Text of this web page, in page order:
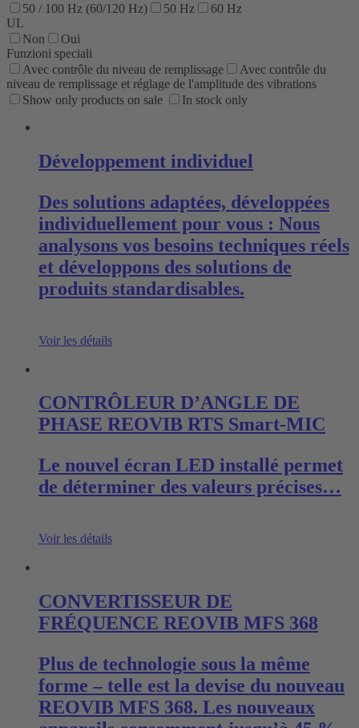
50 / 100 Hz (60/120 Hz)
50 Hz
60 Hz
UL
Non
Oui
Funzioni speciali
Avec contrôle du niveau de remplissage
Avec contrôle du
niveau de remplissage et réglage de l'amplitude des vibrations
Show only products on sale
In stock only
Développement individuel
Des solutions adaptées, développées
individuellement pour vous : Nous
analysons vos besoins techniques réels
et développons des solutions de
produits standardisables.
Voir les détails
CONTRÔLEUR D’ANGLE DE
PHASE REOVIB RTS Smart-MIC
Le nouvel écran LED installé permet
de déterminer des valeurs précises…
Voir les détails
CONVERTISSEUR DE
FRÉQUENCE REOVIB MFS 368
Plus de technologie sous la même
forme – telle est la devise du nouveau
REOVIB MFS 368. Les nouveaux